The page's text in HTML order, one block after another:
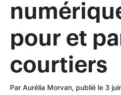
pour et
courtiers
Par Aurélia Morvan, publié le 3